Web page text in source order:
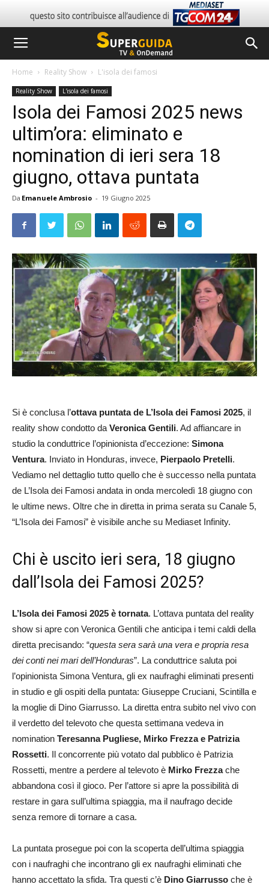
Home Reality Show L'isola dei famosi
Reality Show L'isola dei famosi
Isola dei Famosi 2025 news
ultim’ora: eliminato e
nomination di ieri sera 18
giugno, ottava puntata
Da Emanuele Ambrosio - 19 Giugno 2025
Si è conclusa l’ottavapuntata de L’Isola dei Famosi 2025, il
reality show condotto da Veronica Gentili. Ad affiancare in
studio la conduttrice l’opinionista d’eccezione: Simona
Ventura. Inviato in Honduras, invece, Pierpaolo Pretelli.
Vediamo nel dettaglio tutto quello che è successo nella puntata
de L’Isola dei Famosi andata in onda mercoledì 18 giugno con
le ultime news. Oltre che in diretta in prima serata su Canale 5,
“L’Isola dei Famosi” è visibile anche su Mediaset Infinity.
Chi è uscito ieri sera, 18 giugno
dall’Isola dei Famosi 2025?
L’Isola dei Famosi 2025 è tornata. L’ottava puntata del reality
show si apre con Veronica Gentili che anticipa i temi caldi della
diretta precisando: “questa sera sarà una vera e propria resa
dei conti nei mari dell’Honduras”. La conduttrice saluta poi
l’opinionista Simona Ventura, gli ex naufraghi eliminati presenti
in studio e gli ospiti della puntata: Giuseppe Cruciani, Scintilla e
la moglie di Dino Giarrusso. La diretta entra subito nel vivo con
il verdetto del televoto che questa settimana vedeva in
nomination Teresanna Pugliese, Mirko Frezza e Patrizia
Rossetti. Il concorrente più votato dal pubblico è Patrizia
Rossetti, mentre a perdere al televoto è Mirko Frezzache
abbandona così il gioco. Per l’attore si apre la possibilità di
restare in gara sull’ultima spiaggia, ma il naufrago decide
senza remore di tornare a casa.
La puntata prosegue poi con la scoperta dell’ultima spiaggia
con i naufraghi che incontrano gli ex naufraghi eliminati che
hanno accettato la sfida. Tra questi c’è Dino Giarrusso che è